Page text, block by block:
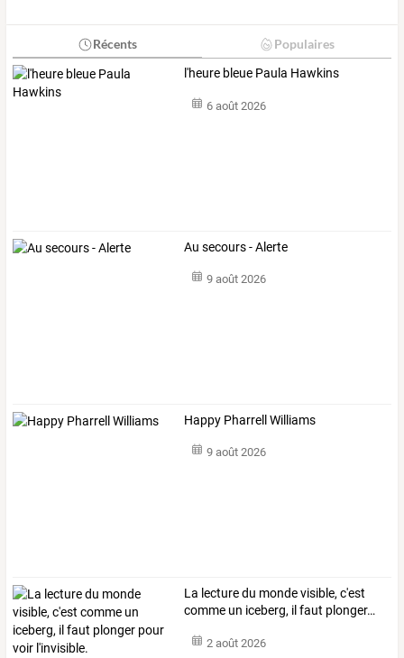
Récents Populaires
l'heure bleue Paula Hawkins
6 août 2026
Au secours - Alerte
9 août 2026
Happy Pharrell Williams
9 août 2026
La lecturedu mondevisible,c'est
comme un iceberg, il faut plonger…
2 août 2026